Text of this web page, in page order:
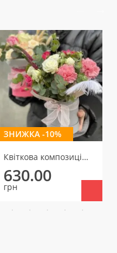
ЗНИЖКА -10%
Квіткова композиція Маленьке диво
630.00
грн